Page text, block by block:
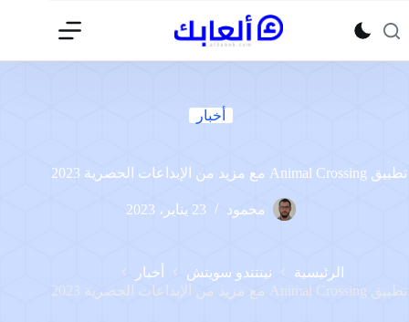
إلى
المحتوى
أخبار
تطبيق Animal Crossing مع مزيد من الإبداعات الحصرية 2023
محمود 23 يناير، 2023
الرئيسية نينتندو سويتش
أخبار
تطبيق Animal Crossing مع مزيد من الإبداعات الحصرية 2023